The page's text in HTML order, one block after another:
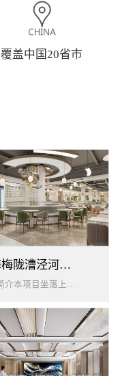
覆盖中国20省市
上海梅陇漕泾河科技绿洲员工餐厅
项目简介本项目坐落上海闵行梅陇科技绿洲，以生态创艺食堂为设计核心，融合现代轻奢与自然生态，打造兼顾高效就餐、休闲社交、商...